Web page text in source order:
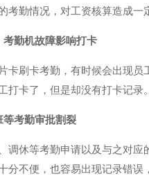
考勤情况，对工资核算造成一
勤机故障影响打卡
卡刷卡考勤，有时候会出现
打卡了，但是却没有打卡记录
等考勤审批割裂
调休等考勤申请以及与之对
分不便，也容易出现记录错误